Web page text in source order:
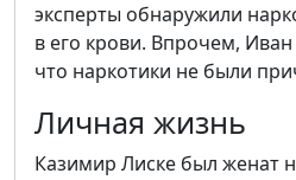
эксперты обнаружили
в его крови. Впрочем,
что наркотики не были
Личная жизнь
Казимир Лиске был женат